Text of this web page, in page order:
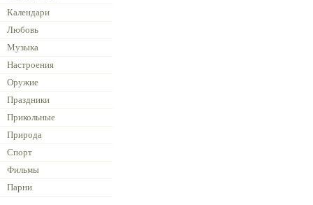
Календари
Любовь
Музыка
Настроения
Оружие
Праздники
Прикольные
Природа
Спорт
Фильмы
Парни